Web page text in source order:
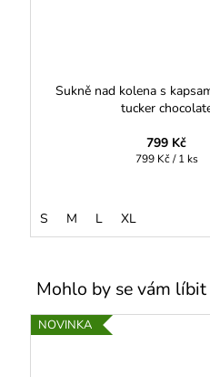
Sukně nad kolena s
tucker
799 Kč
Měrná
799 Kč / 1 ks
S M L XL
NOVINKA